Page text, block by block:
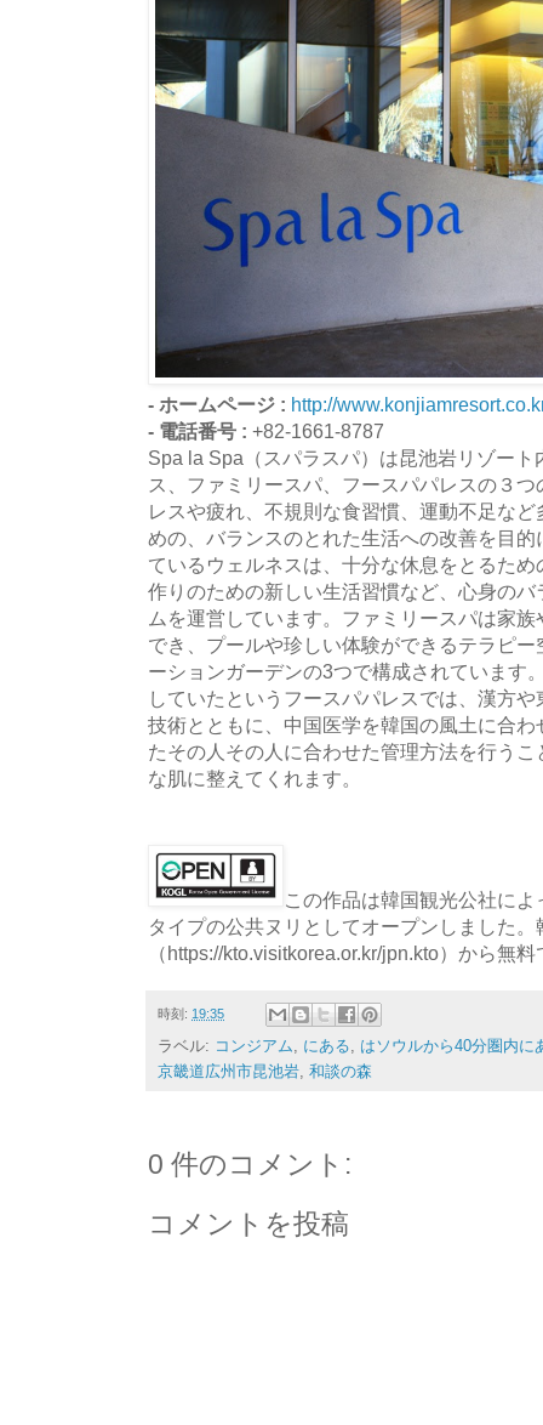
- ホームページ : http://
- 電話番号 : +82-1661-8787
Spa la Spa（スパラスパ）は昆池岩リゾー
ス、ファミリースパ、フースパパレスの３
レスや疲れ、不規則な食習慣、運動不足な
めの、バランスのとれた生活への改善を目
ているウェルネスは、十分な休息をとるた
作りのための新しい生活習慣など、心身の
ムを運営しています。ファミリースパは家
でき、プールや珍しい体験ができるテラピ
ーションガーデンの3つで構成されています
していたというフースパパレスでは、漢方
技術とともに、中国医学を韓国の風土に合
たその人その人に合わせた管理方法を行う
な肌に整えてくれます。
この作品は韓国観光公社に
タイプの公共ヌリとしてオープンしました。
（https://kto.visitkorea.or.kr/jpn.kto）から無
時刻: 19:35
ラベル: コンジアム, にある, はソウルから40分圏内に
京畿道広州市昆池岩, 和談の森
0 件のコメント:
コメントを投稿